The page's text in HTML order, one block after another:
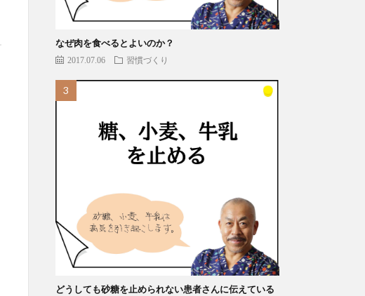
なぜ肉を食べるとよいのか？
2017.07.06 習慣づくり
どうしても砂糖を止められない患者さんに伝えている